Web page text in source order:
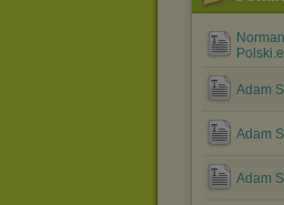
Adam
Adam
Adam